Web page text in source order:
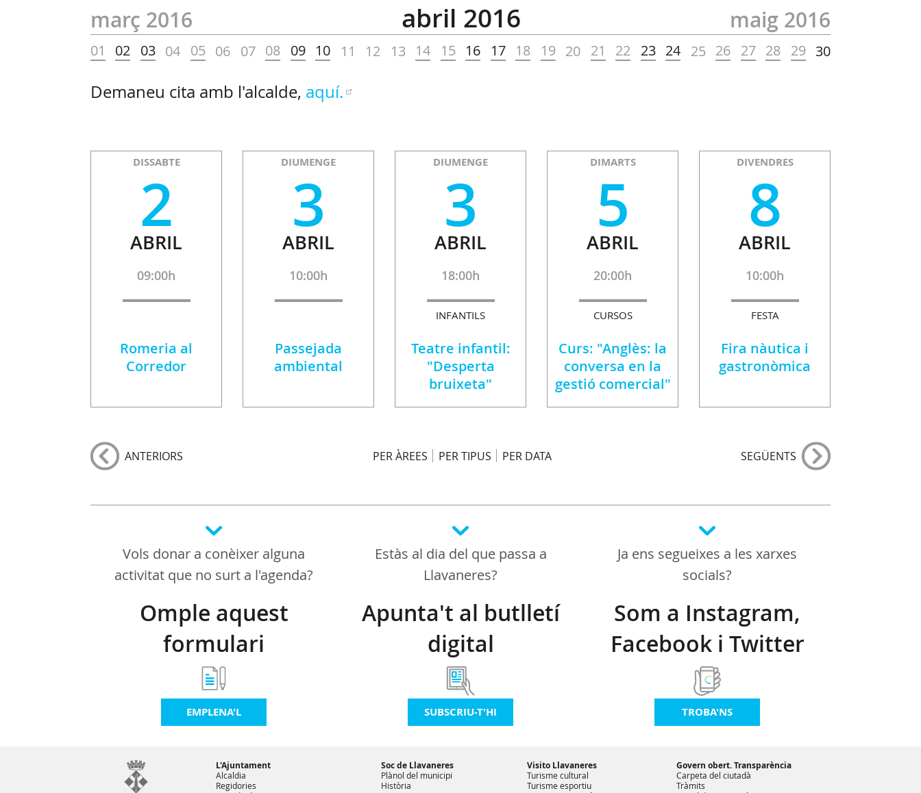
març 2016 maig 2016
abril 2016
01 02 03 04 05 06 07 08 09 10 11 12 13 14 15 16 17 18 19 20 21 22 23 24 25 26 27 28 29 30
Demaneu cita amb l'alcalde, aquí.
DISSABTE
2
ABRIL
09:00h
Romeria al
Corredor
DIUMENGE
3
ABRIL
10:00h
Passejada
ambiental
DIUMENGE
3
ABRIL
18:00h
INFANTILS
Teatre infantil:
"Desperta
bruixeta"
DIMARTS
5
ABRIL
20:00h
CURSOS
Curs: "Anglès: la
conversa en la
gestió comercial"
DIVENDRES
8
ABRIL
10:00h
FESTA
Fira nàutica i
gastronòmica
ANTERIORS PER ÀREES PER TIPUS PER DATA SEGÜENTS
Vols donar a conèixer alguna
activitat que no surt a l'agenda?
Omple aquest
formulari
EMPLENA'L
Estàs al dia del que passa a
Llavaneres?
Apunta't al butlletí
digital
SUBSCRIU-T'HI
Ja ens segueixes a les xarxes
socials?
Som a Instagram,
Facebook i Twitter
TROBA'NS
L'Ajuntament
Alcaldia
Regidories
Soc de Llavaneres
Plànol del municipi
Història
Visito Llavaneres
Turisme cultural
Turisme esportiu
Govern obert. Transparència
Carpeta del ciutadà
Tràmits